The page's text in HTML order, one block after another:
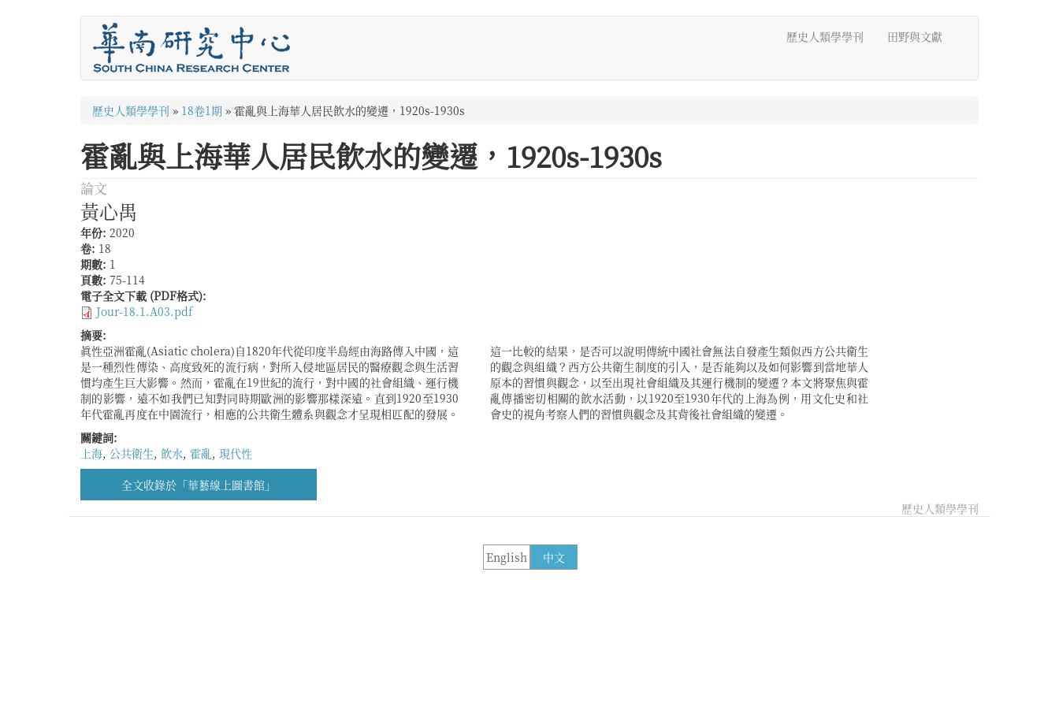
歷史人類學學刊 田野與文獻
您
在
這
裡
歷史人類學學刊 » 18卷1期 » 霍亂與上海華人居民飲水的變遷，1920s-1930s
霍亂與上海華人居民飲水的變遷，1920s-1930s
論文
黃心禺
年份: 2020
卷: 18
期數: 1
頁數: 75-114
電子全文下載 (PDF格式):
Jour-18.1.A03.pdf
摘要:
眞性亞洲霍亂(Asiatic cholera)自1820年代從印度半島經由海路傳入中國，這
是一種烈性傳染、高度致死的流行病，對所入侵地區居民的醫療觀念與生活習
慣均產生巨大影響。然而，霍亂在19世紀的流行，對中國的社會組織、運行機
制的影響，遠不如我們已知對同時期歐洲的影響那樣深遠。直到1920至1930
年代霍亂再度在中園流行，相應的公共衛生體系與觀念才呈現相匹配的發展。
這一比較的結果，是否可以說明傳統中國社會無法自發產生類似西方公共衛生
的觀念與組織？西方公共衛生制度的引入，是否能夠以及如何影響到當地華人
原本的習慣與觀念，以至出現社會組織及其運行機制的變遷？本文將聚焦與霍
亂傳播密切相關的飲水活動，以1920至1930年代的上海為例，用文化史和社
會史的視角考察人們的習慣與觀念及其背後社會組織的變遷。
關鍵詞:
上海, 公共衛生, 飲水, 霍亂, 現代性
全文收錄於「華藝線上圖書館」
歷史人類學學刊
中文
English